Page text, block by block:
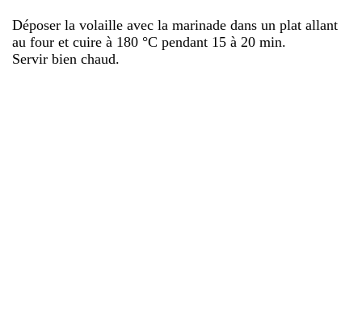
Déposer la volaille avec la marinade dans un plat allant
au four et cuire à 180 °C pendant 15 à 20 min.
Servir bien chaud.